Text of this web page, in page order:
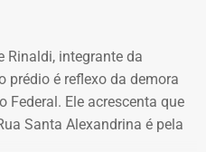
pancadas de chuva à
da frente fria que
de um novo
Rinaldi, integrante da
prédio é reflexo da demora
Federal. Ele acrescenta que
Santa Alexandrina é pela